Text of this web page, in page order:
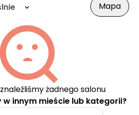
Mapa
żadnego salonu
w innym mieście lub kategorii?